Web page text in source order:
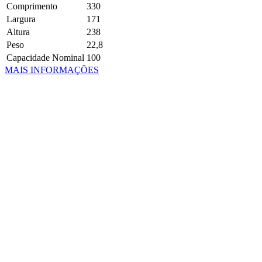
Comprimento
330
Largura
171
Altura
238
Peso
22,8
Capacidade Nominal 100
MAIS INFORMAÇÕES